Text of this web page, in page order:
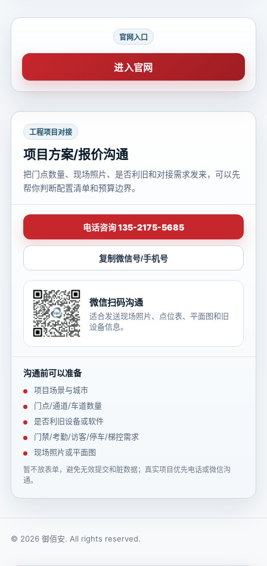
官网入口
进入官网
工程项目对接
项目方案/报价沟通
把门点数量、现场照片、是否利旧和对接需求发来，可以先
帮你判断配置清单和预算边界。
电话咨询 135-2175-5685
复制微信号/手机号
微信扫码沟通
适合发送现场照片、点位表、平面图和旧
设备信息。
沟通前可以准备
项目场景与城市
门点/通道/车道数量
是否利旧设备或软件
门禁/考勤/访客/停车/梯控需求
现场照片或平面图
暂不放表单，避免无效提交和脏数据；真实项目优先电话或微信沟
通。
© 2026 御佰安. All rights reserved.